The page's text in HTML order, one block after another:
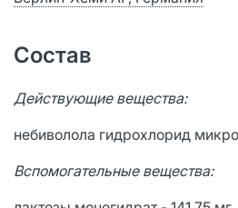
Состав
Действующие вещества:
небиволола гидрохлорид
Вспомогательные вещества: